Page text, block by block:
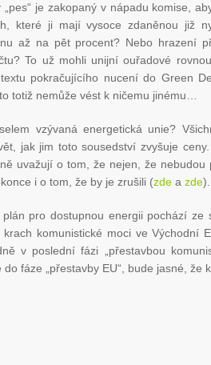
„pes“ je zakopaný v nápadu komise,
které ji mají vysoce zdaněnou již
až na pět procent? Nebo hrazení
To už mohli unijní ouřadové
pokračujícího nucení do Green
totiž nemůže vést k ničemu jinému…
vzývaná energetická unie?
jak jim toto sousedství zvyšuje
uvažují o tom, že nejen, že nebudou
i o tom, že by je zrušili (zde azde).
plán pro dostupnou energii pochází ze
krach komunistické moci ve Východní
v poslední fázi „přestavbou
do fáze „přestavby EU“, bude jasné, že